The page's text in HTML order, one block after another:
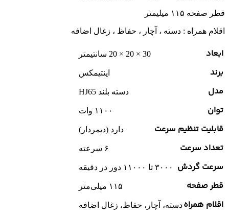
قطر صفحه ۱۱۵ میلیمتر
اقلام همراه : دسته ، آچار ، حفاظ ، زغال اضافه
ابعاد 30 × 20 × 20 سانتیمتر
برند اینتیمکس
مدل دسته بلند HJ65
توان ۱۱۰۰ وات
قابلیت تنظیم سرعت دارد (دیمردار)
تعداد سرعت ۶ سرعته
سرعت گردش ۳۰۰۰ تا ۱۱۰۰۰ دور در دقیقه
قطر صفحه ۱۱۵ میلی‌متر
اقلام همراه دسته، آچار، حفاظ، زغال اضافه